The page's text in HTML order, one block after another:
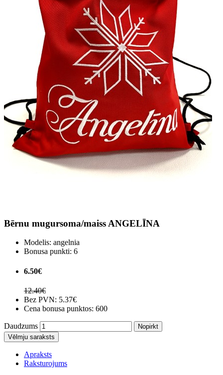
Bērnu mugursoma/maiss ANGELĪNA
Modelis: angelnia
Bonusa punkti: 6
6.50€
12.40€
Bez PVN: 5.37€
Cena bonusa punktos: 600
Daudzums
Nopirkt
Vēlmju saraksts
Apraksts
Raksturojums